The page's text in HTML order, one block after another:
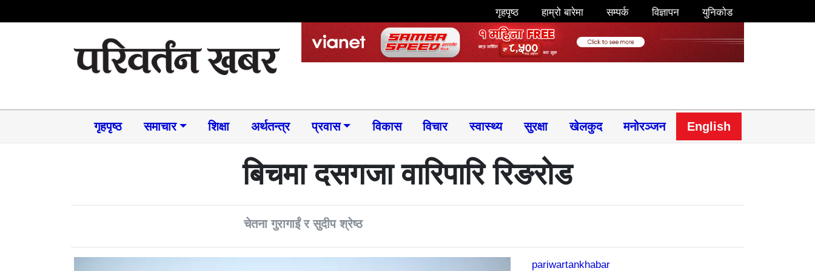
गृहपृष्ठ हाम्रो बारेमा सम्पर्क विज्ञापन युनिकोड
गृहपृष्ठ समाचार​ शिक्षा अर्थतन्त्र प्रवास विकास विचार स्वास्थ्य सुरक्षा खेलकुद मनोरञ्जन English
बिचमा दसगजा वारिपारि रिङरोड
चेतना गुरागाईं र सुदीप श्रेष्ठ
pariwartankhabar